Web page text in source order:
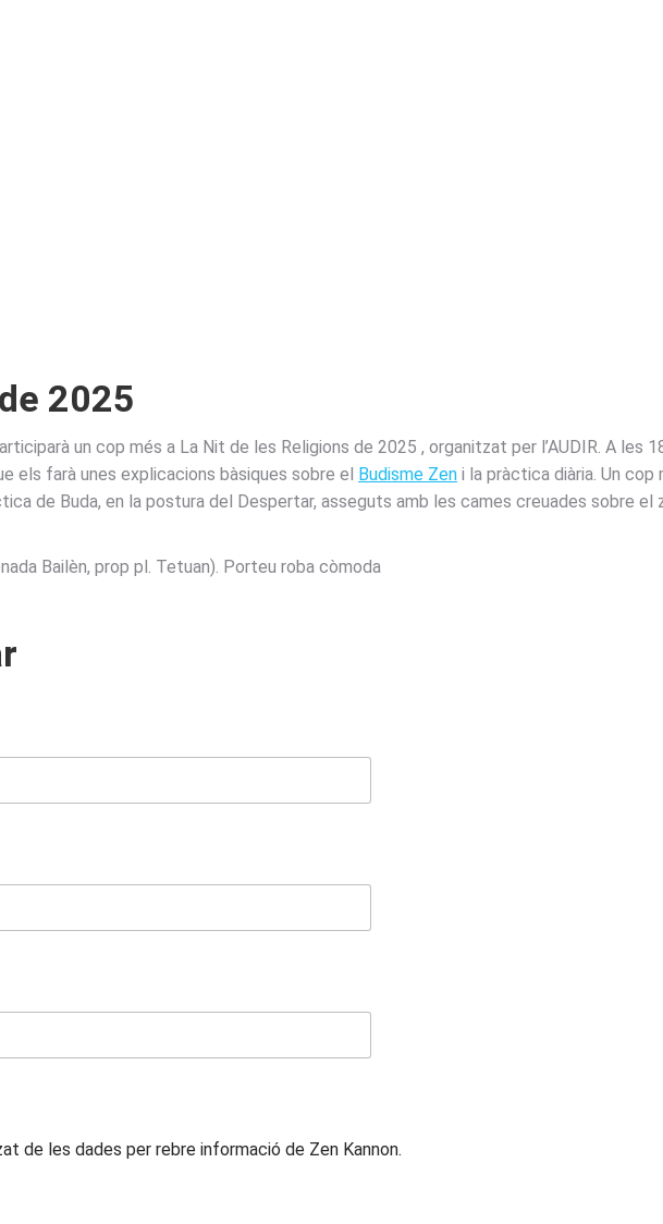
2025
un cop més a La Nit de les Religions de 2025 , organitzat per l’AUDIR. A les
els farà unes explicacions bàsiques sobre el Budisme Zen i la pràctica diària. Un
de Buda, en la postura del Despertar, asseguts amb les cames creuades sobre el
Bailèn, prop pl. Tetuan). Porteu roba còmoda
de les dades per rebre informació de Zen Kannon.